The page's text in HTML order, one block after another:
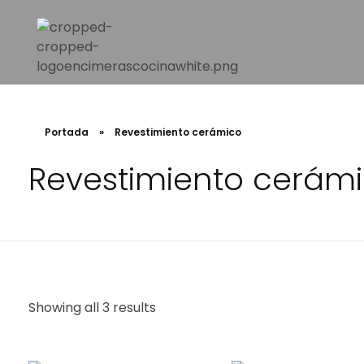
INSTAMAR WORK SL
Venta e instalación de encimeras en Valencia
Portada » Revestimiento cerámico
Revestimiento
Showing all 3 results